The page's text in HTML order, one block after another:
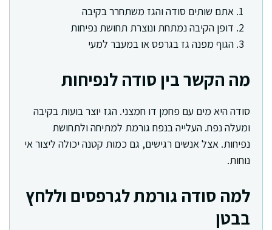
אתם שותים סודה והגז משתחרר בקיבה
דופן הקיבה נמתחת ונוצרת תחושת נפיחות
הגוף מפנה גז בגרפס או במעבר למעי
מה הקשר בין סודה לנפיחות
סודה היא מים עם פחמן דו חמצני. הגז יוצר בועות בקיבה
ומעלה נפח. העלייה בנפח גורמת למתיחה ולתחושת
נפיחות. אצל אנשים רגישים, גם כמות קטנה יכולה ליצור אי
נוחות.
למה סודה גורמת לגרפסים וללחץ
בבטן